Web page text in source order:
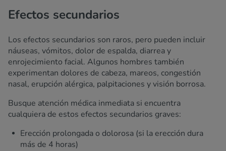
Efectos secundarios
Los efectos secundarios son raros, pero pueden incluir
náuseas, vómitos, dolor de espalda, diarrea y
enrojecimiento facial. Algunos hombres también
experimentan dolores de cabeza, mareos, congestión
nasal, erupción alérgica, palpitaciones y visión borrosa.
Busque atención médica inmediata si encuentra
cualquiera de estos efectos secundarios graves:
Erección prolongada o dolorosa (si la erección dura
más de 4 horas)